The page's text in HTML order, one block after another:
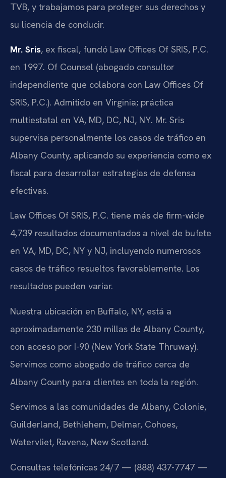
TVB, y trabajamos para proteger sus derechos y
su licencia de conducir.
Mr. Sris, ex fiscal, fundó Law Offices Of SRIS, P.C.
en 1997. Of Counsel (abogado consultor
independiente que colabora con Law Offices Of
SRIS, P.C.). Admitido en Virginia; práctica
multiestatal en VA, MD, DC, NJ, NY. Mr. Sris
supervisa personalmente los casos de tráfico en
Albany County, aplicando su experiencia como ex
fiscal para desarrollar estrategias de defensa
efectivas.
Law Offices Of SRIS, P.C. tiene más de firm-wide
4,739 resultados documentados a nivel de bufete
en VA, MD, DC, NY y NJ, incluyendo numerosos
casos de tráfico resueltos favorablemente. Los
resultados pueden variar.
Nuestra ubicación en Buffalo, NY, está a
aproximadamente 230 millas de Albany County,
con acceso por I-90 (New York State Thruway).
Servimos como abogado de tráfico cerca de
Albany County para clientes en toda la región.
Servimos a las comunidades de Albany, Colonie,
Guilderland, Bethlehem, Delmar, Cohoes,
Watervliet, Ravena, New Scotland.
Consultas telefónicas 24/7 — (888) 437-7747 —